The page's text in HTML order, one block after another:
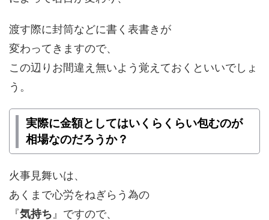
渡す際に封筒などに書く表書きが
変わってきますので、
この辺りお間違え無いよう覚えておくといいでしょ
う。
実際に金額としてはいくらくらい包むのが
相場なのだろうか？
火事見舞いは、
あくまで心労をねぎらう為の
『気持ち 』ですので、